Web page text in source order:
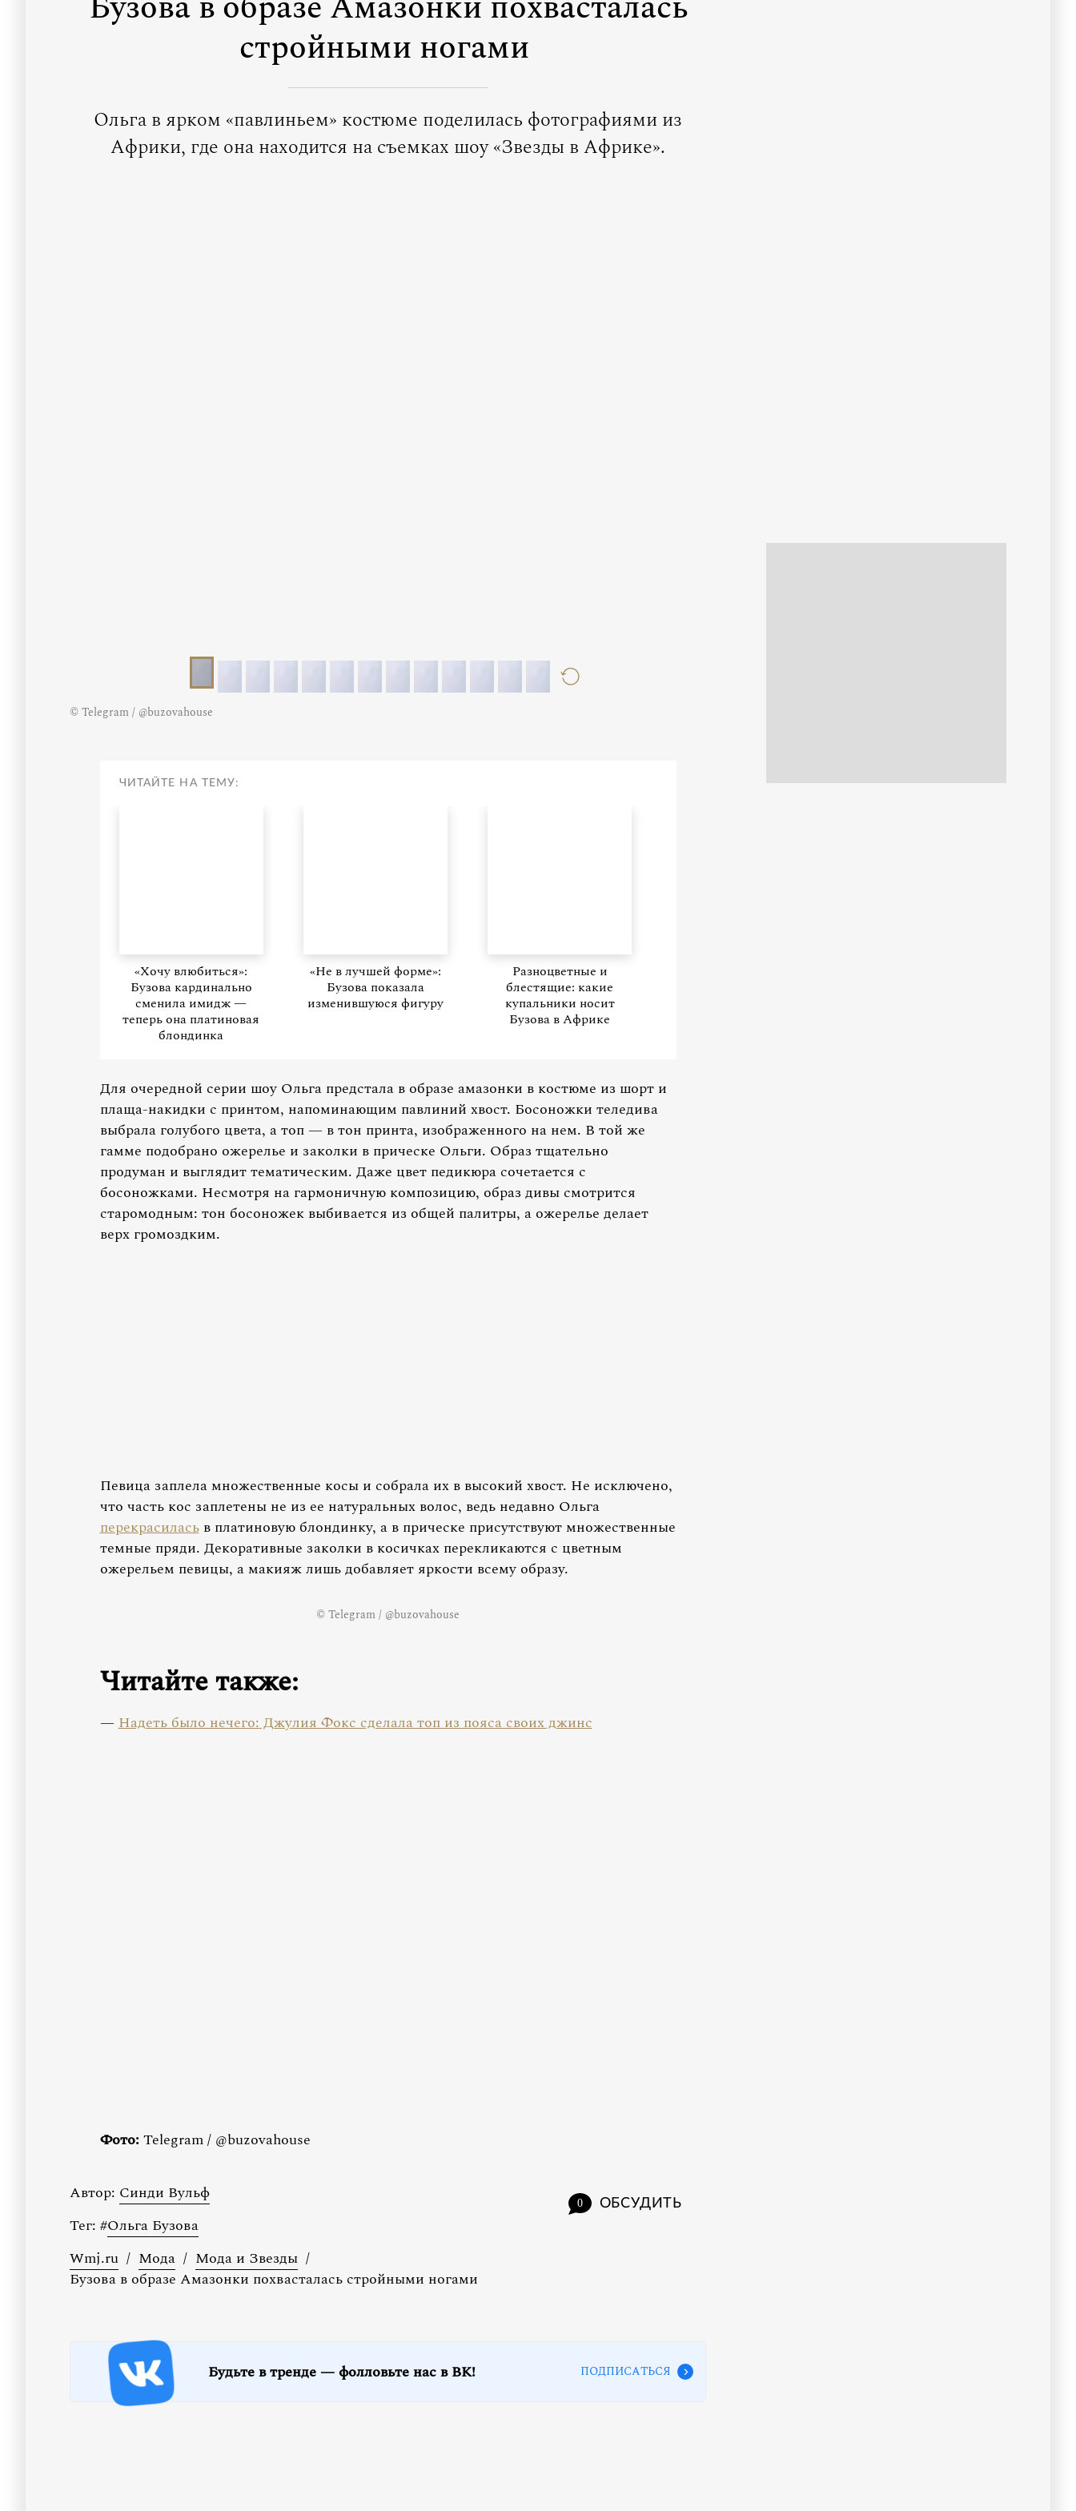
стройными ногами
Ольга в ярком «павлиньем» костюме поделилась фотографиями из
Африки, где она находится на съемках шоу «Звезды в Африке».
© Telegram / @buzovahouse
ЧИТАЙТЕ НА ТЕМУ:
«Хочу влюбиться»:
Бузова кардинально
сменила имидж —
теперь она платиновая
блондинка
«Не в лучшей форме»:
Бузова показала
изменившуюся фигуру
Разноцветные и
блестящие: какие
купальники носит
Бузова в Африке
Для очередной серии шоу Ольга предстала в образе амазонки в костюме из шорт и
плаща-накидки с принтом, напоминающим павлиний хвост. Босоножки теледива
выбрала голубого цвета, а топ — в тон принта, изображенного на нем. В той же
гамме подобрано ожерелье и заколки в прическе Ольги. Образ тщательно
продуман и выглядит тематическим. Даже цвет педикюра сочетается с
босоножками. Несмотря на гармоничную композицию, образ дивы смотрится
старомодным: тон босоножек выбивается из общей палитры, а ожерелье делает
верх громоздким.
Певица заплела множественные косы и собрала их в высокий хвост. Не исключено,
что часть кос заплетены не из ее натуральных волос, ведь недавно Ольга
перекрасиласьв платиновую блондинку, а в прическе присутствуют множественные
темные пряди. Декоративные заколки в косичках перекликаются с цветным
ожерельем певицы, а макияж лишь добавляет яркости всему образу.
© Telegram / @buzovahouse
Читайте также:
—Надеть было нечего: Джулия Фокс сделала топ из пояса своих джинс
Фото:Telegram / @buzovahouse
0 ОБСУДИТЬ
Автор: Синди Вульф
Тег: #Ольга Бузова
Wmj.ru / Мода / Мода и Звезды /
Бузова в образе Амазонки похвасталась стройными ногами
Будьте в тренде — фолловьте нас в ВК! ПОДПИСАТЬСЯ